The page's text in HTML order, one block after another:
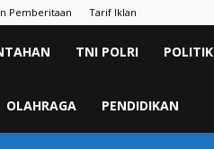
Pemberitaan Tarif Iklan
TNI POLRI POLITIK
OLAHRAGA PENDIDIKAN